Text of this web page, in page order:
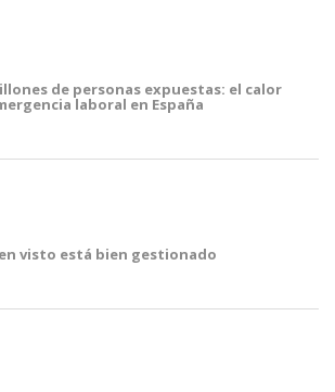
de personas expuestas: el calor
laboral en España
visto está bien gestionado